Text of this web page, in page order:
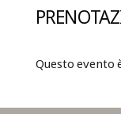
Questo evento